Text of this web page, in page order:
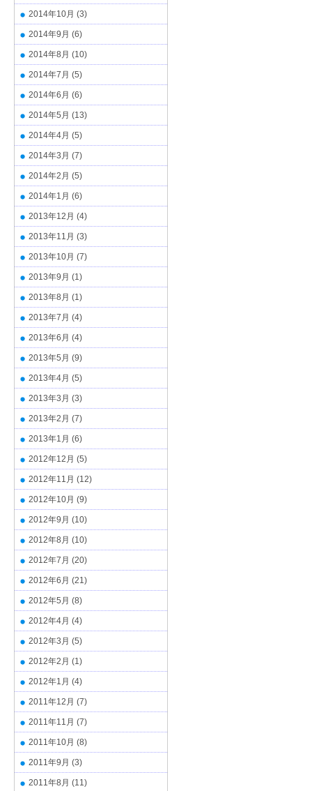
2014年10月 (3)
2014年9月 (6)
2014年8月 (10)
2014年7月 (5)
2014年6月 (6)
2014年5月 (13)
2014年4月 (5)
2014年3月 (7)
2014年2月 (5)
2014年1月 (6)
2013年12月 (4)
2013年11月 (3)
2013年10月 (7)
2013年9月 (1)
2013年8月 (1)
2013年7月 (4)
2013年6月 (4)
2013年5月 (9)
2013年4月 (5)
2013年3月 (3)
2013年2月 (7)
2013年1月 (6)
2012年12月 (5)
2012年11月 (12)
2012年10月 (9)
2012年9月 (10)
2012年8月 (10)
2012年7月 (20)
2012年6月 (21)
2012年5月 (8)
2012年4月 (4)
2012年3月 (5)
2012年2月 (1)
2012年1月 (4)
2011年12月 (7)
2011年11月 (7)
2011年10月 (8)
2011年9月 (3)
2011年8月 (11)